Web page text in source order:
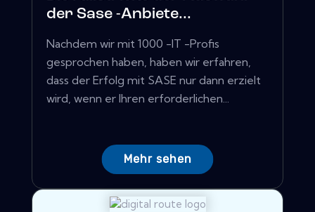
der Sase -Anbiete...
Nachdem wir mit 1000 -IT -Profis
gesprochen haben, haben wir erfahren,
dass der Erfolg mit SASE nur dann erzielt
wird, wenn er Ihren erforderlichen...
Mehr sehen